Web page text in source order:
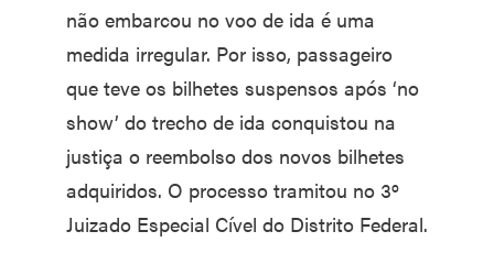
não embarcou no voo de ida é uma
medida irregular. Por isso, passageiro
que teve os bilhetes suspensos após ‘no
show’ do trecho de ida conquistou na
justiça o reembolso dos novos bilhetes
adquiridos. O processo tramitou no 3º
Juizado Especial Cível do Distrito Federal.